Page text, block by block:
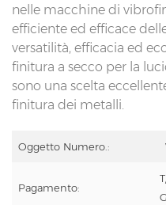
nelle macchine di
efficiente ed efficace
versatilità, efficacia ed
finitura a secco per la
sono una scelta
finitura dei metalli.
Oggetto Numero.:
Pagamento: